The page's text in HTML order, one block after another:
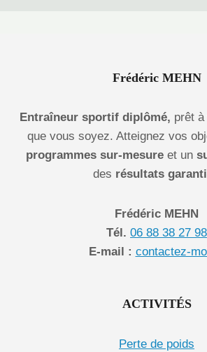
Frédéric MEHN
Entraîneur sportif diplômé, prêt
que vous soyez. Atteignez vos
programmes sur-mesureet un
des résultats
Frédéric MEHN
Tél. 06 88 38 27 98
E-mail : contactez-
ACTIVITÉS
Perte de poids